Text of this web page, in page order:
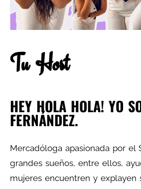
Tu Host
HEY HOLA HOLA! YO
FERNÁNDEZ.
Mercadóloga apasionada por el
grandes sueños, entre ellos,
mujeres encuentren y explayen